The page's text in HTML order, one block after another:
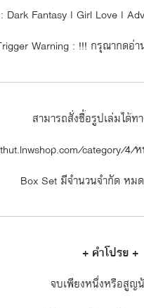
Dark Fantasy | Girl Love |
Warning : !!! กรุณากดอ่
สามารถสั่งซื้อรูปเล่มได้ท
category/
Box Set มีจำนวนจำกัด หม
+ คำโปรย +
จบเพียงหนึ่งหรือสูญ